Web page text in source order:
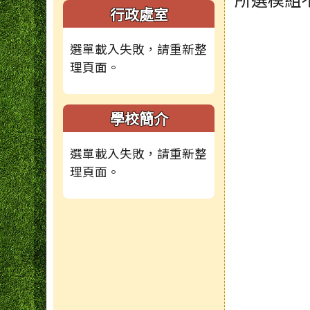
左邊區域內容
行政處室
選單載入失敗，請重新整
理頁面。
學校簡介
選單載入失敗，請重新整
理頁面。